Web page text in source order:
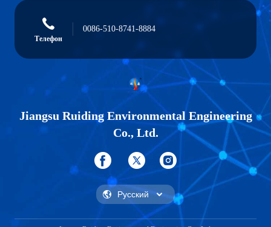
Телефон
0086-510-8741-8884
Jiangsu Ruiding Environmental Engineering
Co., Ltd.